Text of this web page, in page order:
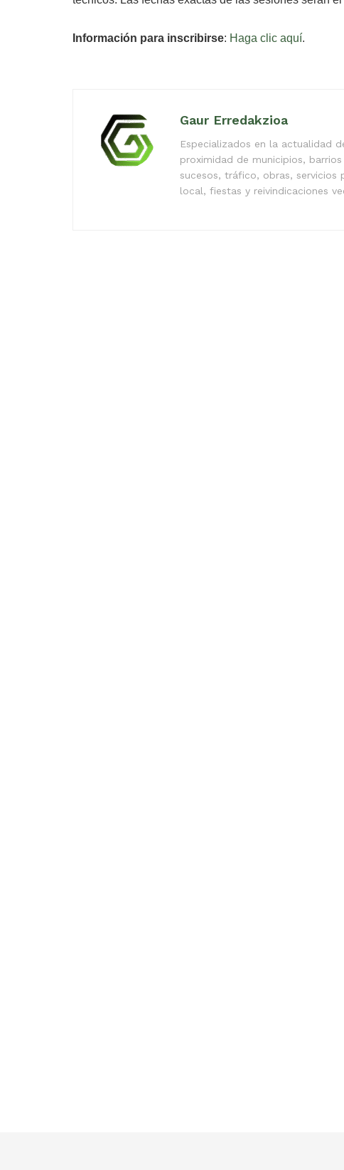
Información para inscribirse: Haga clic aquí.
Gaur Erredakzioa
Especializados en la actualidad
proximidad de municipios,
sucesos, tráfico, obras,
local, fiestas y reivindicaciones